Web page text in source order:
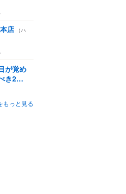
店
（ハ
が覚め
き2
もっと見る